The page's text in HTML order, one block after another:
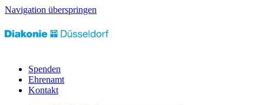
Navigation überspringen
Spenden
Ehrenamt
Kontakt